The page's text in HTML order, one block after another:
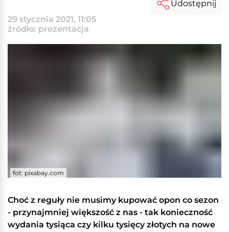
29 stycznia 2021, 11:05
źródło: prezentacja
Udostępnij
fot: pixabay.com
Choć z reguły nie musimy kupować opon co sezon
- przynajmniej większość z nas - tak konieczność
wydania tysiąca czy kilku tysięcy złotych na nowe